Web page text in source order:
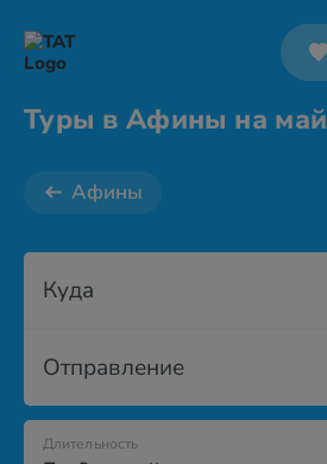
Туры в Афины на май
Афины
Куда
Отправление
Длительность